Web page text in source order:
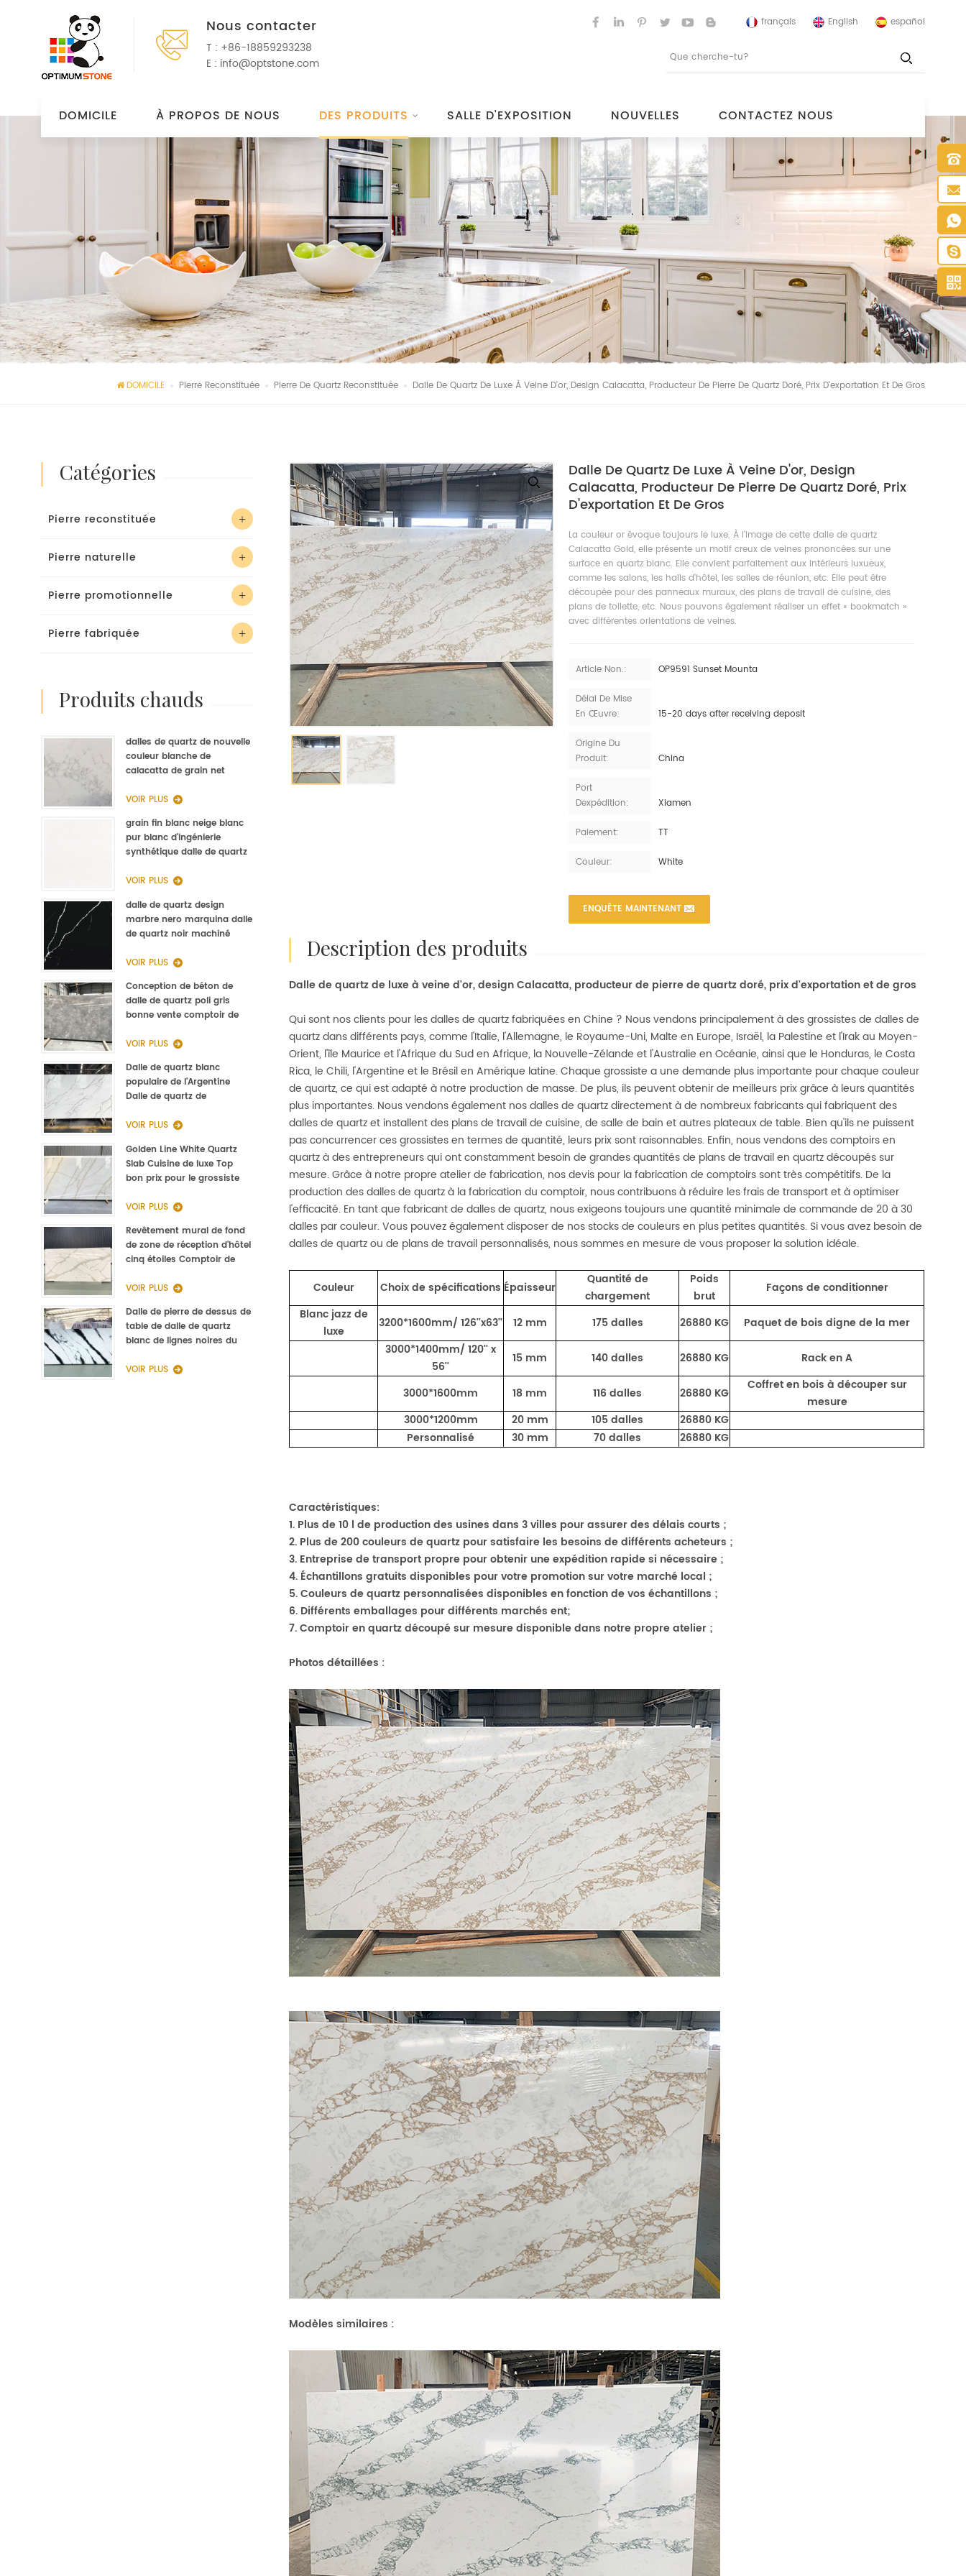
Nous contacter
T : +86-18859293238
E : info@optstone.com
français English español
DOMICILE À PROPOS DE NOUS DES PRODUITS SALLE D'EXPOSITION NOUVELLES CONTACTEZ NOUS
DOMICILE Pierre Reconstituée Pierre De Quartz Reconstituée Dalle De Quartz De Luxe À Veine D'or, Design Calacatta, Producteur De Pierre De Quartz Doré, Prix D'exportation Et De Gros
Dalle De Quartz De Luxe À Veine D'or, Design
Calacatta, Producteur De Pierre De Quartz Doré, Prix
D'exportation Et De Gros
La couleur or évoque toujours le luxe. À l'image de cette dalle de quartz
Calacatta Gold, elle présente un motif creux de veines prononcées sur une
surface en quartz blanc. Elle convient parfaitement aux intérieurs luxueux,
comme les salons, les halls d'hôtel, les salles de réunion, etc. Elle peut être
découpée pour des panneaux muraux, des plans de travail de cuisine, des
plans de toilette, etc. Nous pouvons également réaliser un effet « bookmatch »
avec différentes orientations de veines.
Article Non.: OP9591 Sunset Mounta
Délai De Mise
En Œuvre:
15-20 days after receiving deposit
Origine Du
Produit:
China
Port
Dexpédition:
Xiamen
Paiement: TT
Couleur: White
ENQUÊTE MAINTENANT
description des produits
Dalle de quartz de luxe à veine d'or, design Calacatta, producteur de pierre de quartz doré, prix d'exportation et de gros
Qui sont nos clients pour les dalles de quartz fabriquées en Chine ? Nous vendons principalement à des grossistes de dalles de
quartz dans différents pays, comme l'Italie, l'Allemagne, le Royaume-Uni, Malte en Europe, Israël, la Palestine et l'Irak au Moyen-
Orient, l'île Maurice et l'Afrique du Sud en Afrique, la Nouvelle-Zélande et l'Australie en Océanie, ainsi que le Honduras, le Costa
Rica, le Chili, l'Argentine et le Brésil en Amérique latine. Chaque grossiste a une demande plus importante pour chaque couleur
de quartz, ce qui est adapté à notre production de masse. De plus, ils peuvent obtenir de meilleurs prix grâce à leurs quantités
plus importantes. Nous vendons également nos dalles de quartz directement à de nombreux fabricants qui fabriquent des
dalles de quartz et installent des plans de travail de cuisine, de salle de bain et autres plateaux de table. Bien qu'ils ne puissent
pas concurrencer ces grossistes en termes de quantité, leurs prix sont raisonnables. Enfin, nous vendons des comptoirs en
quartz à des entrepreneurs qui ont constamment besoin de grandes quantités de plans de travail en quartz découpés sur
mesure. Grâce à notre propre atelier de fabrication, nos devis pour la fabrication de comptoirs sont très compétitifs. De la
production des dalles de quartz à la fabrication du comptoir, nous contribuons à réduire les frais de transport et à optimiser
l'efficacité. En tant que fabricant de dalles de quartz, nous exigeons toujours une quantité minimale de commande de 20 à 30
dalles par couleur. Vous pouvez également disposer de nos stocks de couleurs en plus petites quantités. Si vous avez besoin de
dalles de quartz ou de plans de travail personnalisés, nous sommes en mesure de vous proposer la solution idéale.
Couleur Choix de spécifications Épaisseur
Quantité de
chargement
Poids
brut
Façons de conditionner
Blanc jazz de
luxe
3200*1600mm/ 126''x63'' 12 mm 175 dalles 26880 KG
Paquet de bois digne de la mer
3000*1400mm/ 120'' x
56''
15 mm 140 dalles 26880 KG Rack en A
3000*1600mm 18 mm 116 dalles 26880 KG
Coffret en bois à découper sur
mesure
3000*1200mm
20 mm 105 dalles
26880 KG
Personnalisé
30 mm 70 dalles 26880 KG
Caractéristiques:
1. Plus de 10 l de productiondes usines dans 3 villes pour assurer des délais courts ;
2. Plus de 200 couleurs de quartz pour satisfaire les besoins de différents acheteurs ;
3. Entreprise de transport propre pour obtenir une expédition rapide si nécessaire ;
4. Échantillons gratuits disponibles pour votre promotion sur votre marché local ;
5. Couleurs de quartz personnalisées disponibles en fonction de vos échantillons ;
6. Différents emballages pour différents marchés ent;
7. Comptoir en quartz découpé sur mesure disponible dans notre propre atelier ;
Photos détaillées :
Modèles similaires :
catégories
Pierre reconstituée
Pierre naturelle
Pierre promotionnelle
Pierre fabriquée
produits chauds
dalles de quartz de nouvelle
couleur blanche de
calacatta de grain net
de quartz de cuisine
VOIR PLUS
grain fin blanc neige blanc
pur blanc d'ingénierie
synthétique dalle de quartz
VOIR PLUS
dalle de quartz design
marbre nero marquina dalle
de quartz noir machiné
VOIR PLUS
Conception de béton de
dalle de quartz poli gris
bonne vente comptoir de
VOIR PLUS
Dalle de quartz blanc
populaire de l'Argentine
Dalle de quartz de
3000 * 1400 * 20mm
VOIR PLUS
Golden Line White Quartz
Slab Cuisine de luxe Top
bon prix pour le grossiste
VOIR PLUS
Revêtement mural de fond
de zone de réception d'hôtel
cinq étoiles Comptoir de
VOIR PLUS
Dalle de pierre de dessus de
table de dalle de quartz
blanc de lignes noires du
VOIR PLUS